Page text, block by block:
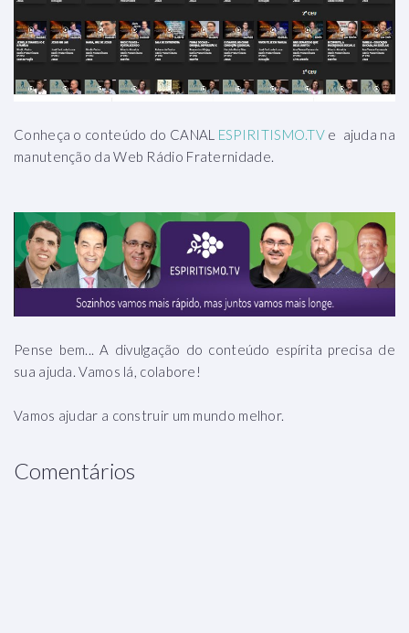
Conheça o conteúdo do CANAL ESPIRITISMO.TV e ajuda na
manutenção da Web Rádio Fraternidade.
Pense bem... A divulgação do conteúdo espírita precisa de
sua ajuda. Vamos lá, colabore!
Vamos ajudar a construir um mundo melhor.
Comentários